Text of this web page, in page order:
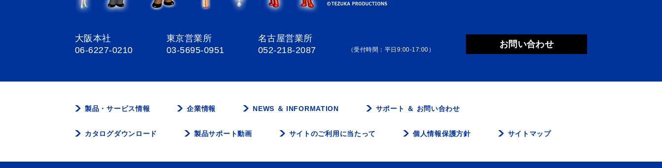
大阪本社
06-6227-0210
東京営業所
03-5695-0951
名古屋営業所
052-218-2087
（受付時間：平日9:00-17:00）
お問い合わせ
製品・サービス情報 企業情報 NEWS ＆ INFORMATION サポート ＆ お問い合わせ
カタログダウンロード 製品サポート動画 サイトのご利用に当たって 個人情報保護方針 サイトマップ